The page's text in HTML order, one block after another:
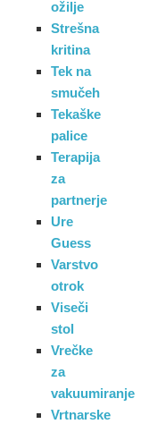
ožilje
Strešna
kritina
Tek na
smučeh
Tekaške
palice
Terapija
za
partnerje
Ure
Guess
Varstvo
otrok
Viseči
stol
Vrečke
za
vakuumiranje
Vrtnarske